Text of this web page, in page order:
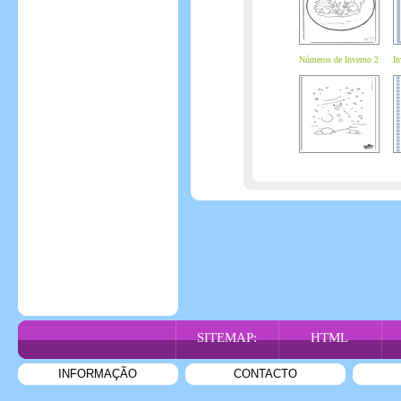
Números de Inverno 2
SITEMAP: HTML
INFORMAÇÃO CONTACTO